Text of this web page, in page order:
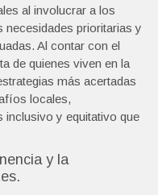
al involucrar a los
necesidades prioritarias y
Al contar con el
de quienes viven en la
más acertadas
locales,
y equitativo que
y la